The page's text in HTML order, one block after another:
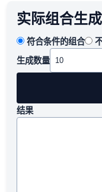
实际组合生
符合条件的组合
生成数量
结果